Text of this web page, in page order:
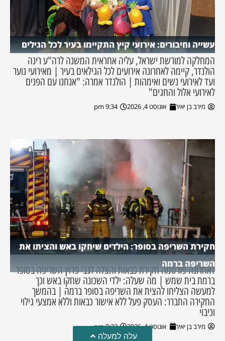
עשייה וחיבורים: אירועי קיץ התקיימו בעיר לכל הגילים
המחלקה למורשת ישראל, עליה אחראית המשנה לרה"ע רינה
הולנדר, קיימה לאחרונה אירועים לכל הגילאים בעיר | מאירועי נוער
ועד לאירועי נשים ואימהות | הולנדר אמרה: "אנחנו עם הפנים
לאירועי אלול והחגים"
מירב בן יאיר אוגוסט 4, 2026 9:34 pm
חקירת השריפה בסופר: הילדים שיחקו באש והציתו את
השריפה ברמה
לאחרונה פורסמה חקירת כבאות והצלה לגבי פרוץ השריפה בסופר
ברמת בית שמש | מה שעלה: ילדי השכונה שחקו באש וכך
למעשה הצליחו להצית את השריפה בסופר ברמה | בהמשך
החקירה התברר: העסק פעל ללא אישור כבאות וללא אמצעי גילוי
וכיבוי
מירב בן יאיר אוגוסט 4, 2026 9:33 pm
עלה למעלה